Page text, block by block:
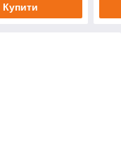
Купити